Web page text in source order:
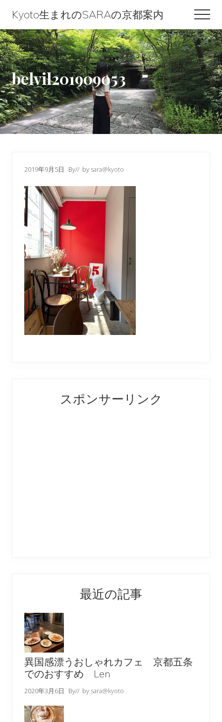
content
primary
sidebar
footer
Kyoto生まれのSARAの京都案内
Kyoto
生
ま
れ
の
SARA
の
belvil201909053
2019年9月5日 By// by sara@kyoto
Interactions
Sidebarスポンサーリンク
最近の記事
異国感漂うおしゃれカフェ 京都五条
でのおすすめ Len
2020年3月6日 By// by sara@kyoto